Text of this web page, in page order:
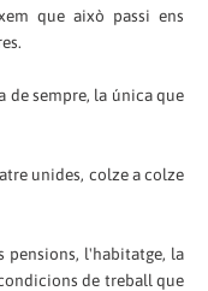
que això passi ens
de sempre, la única que
unides, colze a colze
l'habitatge, la
de treball que